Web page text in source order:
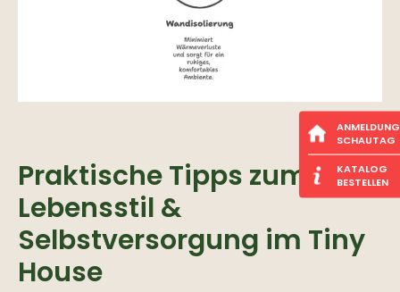
Praktische Tipps zum
Lebensstil &
Selbstversorgung im Tiny
House
ANMELDUNG
SCHAUTAG
KATALOG
BESTELLEN